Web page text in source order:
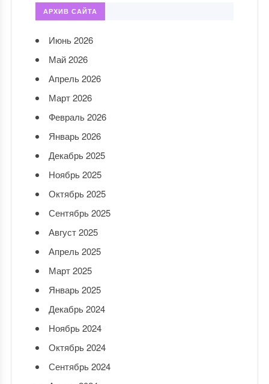
АРХИВ САЙТА
Июнь 2026
Май 2026
Апрель 2026
Март 2026
Февраль 2026
Январь 2026
Декабрь 2025
Ноябрь 2025
Октябрь 2025
Сентябрь 2025
Август 2025
Апрель 2025
Март 2025
Январь 2025
Декабрь 2024
Ноябрь 2024
Октябрь 2024
Сентябрь 2024